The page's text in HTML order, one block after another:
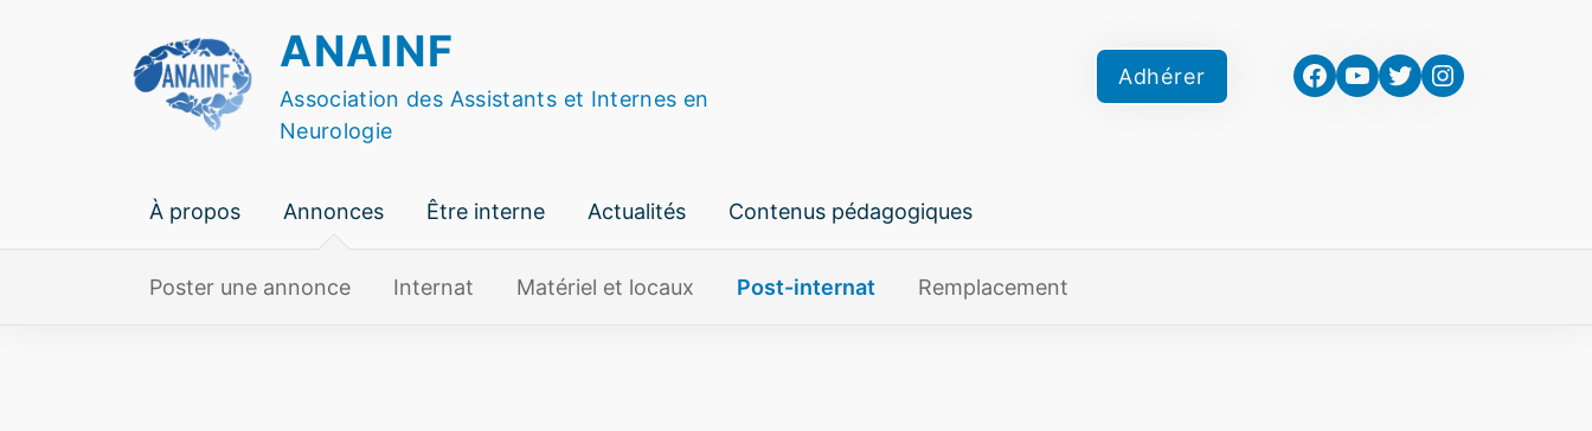
ANAINF
Association des Assistants et Internes en
Neurologie
Adhérer Facebook
YouTube
TwitterInstagram
À propos Annonces Être interne Actualités Contenus pédagogiques
Poster une annonce Internat Matériel et locaux Post-internat Remplacement